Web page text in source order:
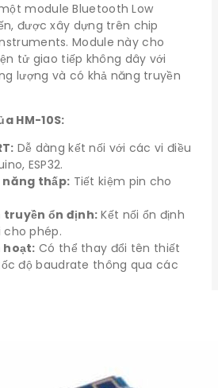
module Bluetooth Low
được xây dựng trên chip
Module này cho
tử giao tiếp không dây với
lượng và có khả năng truyền
HM-10S:
Dễ dàng kết nối với các vi điều
ESP32.
năng thấp: Tiết kiệm pin cho
truyền ổn định: Kết nối ổn định
phép.
hoạt: Có thể thay đổi tên thiết
độ baudrate thông qua các